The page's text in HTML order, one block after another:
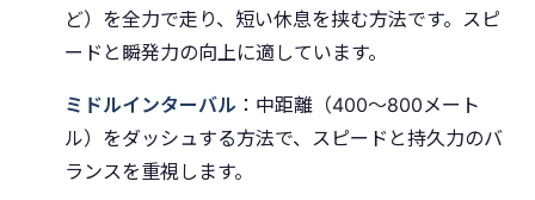
ど）を全力で走り、短い休息を挟む方法です。スピ
ードと瞬発力の向上に適しています。
ミドルインターバル ：中距離（400〜800メート
ル）をダッシュする方法で、スピードと持久力のバ
ランスを重視します。